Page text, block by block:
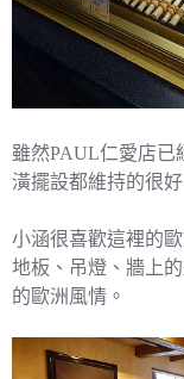
雖然PAUL仁愛店已
潢擺設都維持的很好
小涵很喜歡這裡的
地板、吊燈、牆上
的歐洲風情。